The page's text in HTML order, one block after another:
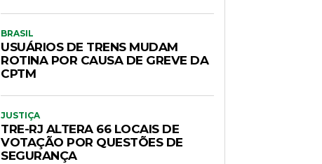
BRASIL
USUÁRIOS DE TRENS MUDAM
ROTINA POR CAUSA DE GREVE DA
CPTM
JUSTIÇA
TRE-RJ ALTERA 66 LOCAIS DE
VOTAÇÃO POR QUESTÕES DE
SEGURANÇA